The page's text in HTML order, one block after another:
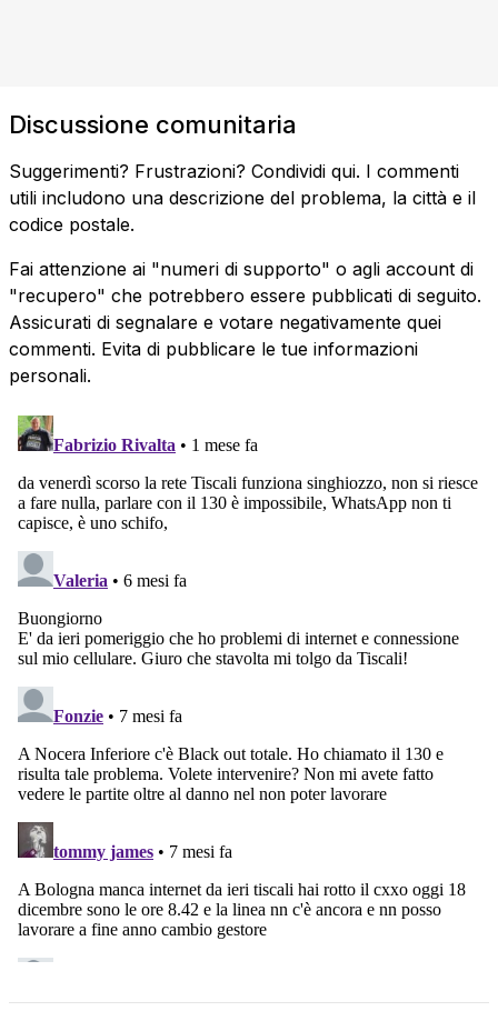
Discussione comunitaria
Suggerimenti? Frustrazioni? Condividi qui. I commenti
utili includono una descrizione del problema, la città e il
codice postale.
Fai attenzione ai "numeri di supporto" o agli account di
"recupero" che potrebbero essere pubblicati di seguito.
Assicurati di segnalare e votare negativamente quei
commenti. Evita di pubblicare le tue informazioni
personali.